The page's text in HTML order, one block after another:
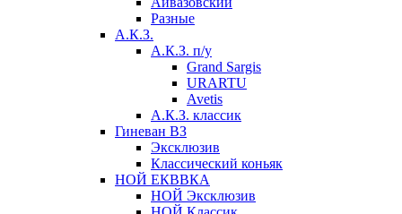
Разные
А.К.З.
А.К.З. п/у
Grand Sargis
URARTU
Avetis
А.К.З. классик
Гиневан ВЗ
Эксклюзив
Классический коньяк
НОЙ ЕКВВКА
НОЙ Эксклюзив